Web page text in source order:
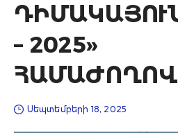
2025» Հ
Սեպտեմբերի 18, 2025